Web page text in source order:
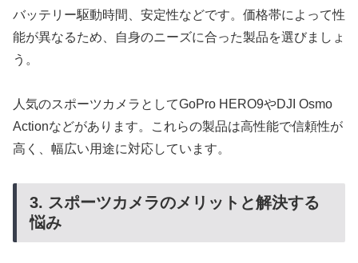
バッテリー駆動時間、安定性などです。価格帯によって性
能が異なるため、自身のニーズに合った製品を選びましょ
う。
人気のスポーツカメラとしてGoPro HERO9やDJI Osmo
Actionなどがあります。これらの製品は高性能で信頼性が
高く、幅広い用途に対応しています。
3. スポーツカメラのメリットと解決する
悩み